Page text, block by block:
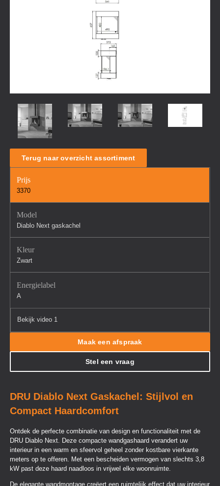
Terug naar overzicht assortiment
Prijs
3370
Model
Diablo Next gaskachel
Kleur
Zwart
Energielabel
A
Bekijk video 1
Maak een afspraak
Stel een vraag
DRU Diablo Next Gaskachel: Stijlvol en
Compact Haardcomfort
Ontdek de perfecte combinatie van design en functionaliteit met de
DRU Diablo Next. Deze compacte wandgashaard verandert uw
interieur in een warm en sfeervol geheel zonder kostbare vierkante
meters op te offeren. Met een bescheiden vermogen van slechts 3,8
kW past deze haard naadloos in vrijwel elke woonruimte.
De elegante wandmontage creëert een ruimtelijk effect dat uw interieur